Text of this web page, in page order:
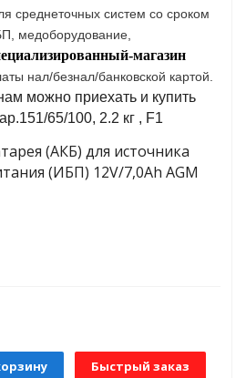
среднеточных систем со сроком
медоборудование,
магазин
нал/безнал/банковской картой.
можно приехать и купить
65/100, 2.2 кг , F1
(АКБ) для источника
(ИБП) 12V/7,0Ah AGM
Быстрый заказ